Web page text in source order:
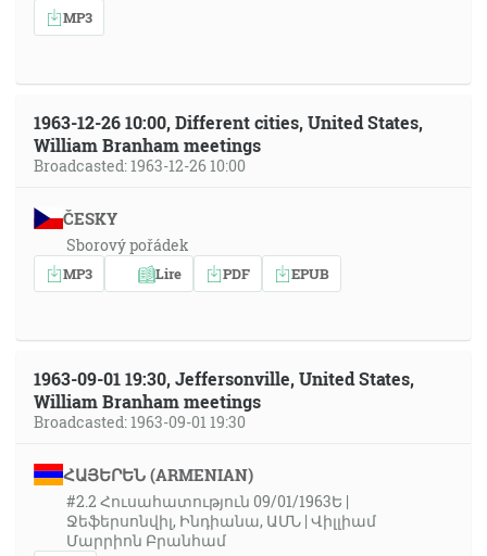
MP3
1963-12-26 10:00, Different cities, United States,
William Branham meetings
Broadcasted: 1963-12-26 10:00
ČESKY
Sborový pořádek
MP3 Lire PDF EPUB
1963-09-01 19:30, Jeffersonville, United States,
William Branham meetings
Broadcasted: 1963-09-01 19:30
ՀԱՅԵՐԵՆ (ARMENIAN)
#2.2 Հուսահատություն 09/01/1963Ե |
Ջեֆերսոնվիլ, Ինդիանա, ԱՄՆ | Վիլլիամ
Մարրիոն Բրանհամ